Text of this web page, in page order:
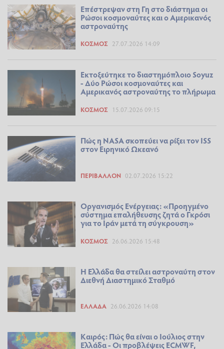
Επέστρεψαν στη Γη στο διάστημα οι
Ρώσοι κοσμοναύτες και ο Αμερικανός
αστροναύτης
ΚΌΣΜΟΣ 27.07.2026 14:09
Εκτοξεύτηκε το διαστημόπλοιο Soyuz
- Δύο Ρώσοι κοσμοναύτες και
Αμερικανός αστροναύτης το πλήρωμα
ΚΌΣΜΟΣ 15.07.2026 09:15
Πώς η NASA σκοπεύει να ρίξει τον ISS
στον Ειρηνικό Ωκεανό
ΠΕΡΙΒΆΛΛΟΝ 02.07.2026 15:22
Οργανισμός Ενέργειας: «Προηγμένο
σύστημα επαλήθευσης ζητά ο Γκρόσι
για το Ιράν μετά τη σύγκρουση»
ΚΌΣΜΟΣ 26.06.2026 15:48
Η Ελλάδα θα στείλει αστροναύτη στον
Διεθνή Διαστημικό Σταθμό
ΕΛΛΆΔΑ 26.06.2026 14:08
Καιρός: Πώς θα είναι ο Ιούλιος στην
Ελλάδα - Οι προβλέψεις ECMWF,